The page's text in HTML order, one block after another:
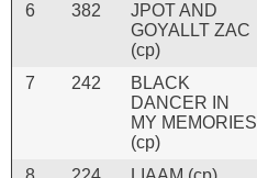
6 382
JPOT AND
GOYALLT ZAC
(cp)
7 242
BLACK
DANCER IN
MY MEMORIES
(cp)